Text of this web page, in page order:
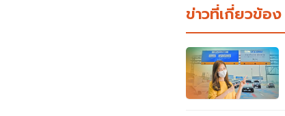
ข่าวที่เกี่ยวข้อง